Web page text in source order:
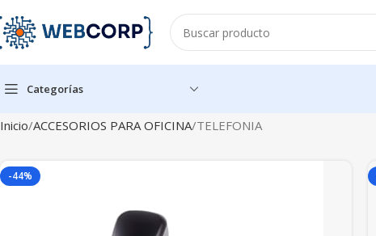
Categorías
Inicio ACCESORIOS PARA OFICINA TELEFONIA
-44%